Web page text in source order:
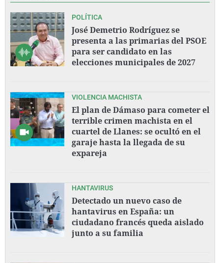
POLÍTICA
José Demetrio Rodríguez se
presenta a las primarias del PSOE
para ser candidato en las
elecciones municipales de 2027
VIOLENCIA MACHISTA
El plan de Dámaso para cometer el
terrible crimen machista en el
cuartel de Llanes: se ocultó en el
garaje hasta la llegada de su
expareja
HANTAVIRUS
Detectado un nuevo caso de
hantavirus en España: un
ciudadano francés queda aislado
junto a su familia